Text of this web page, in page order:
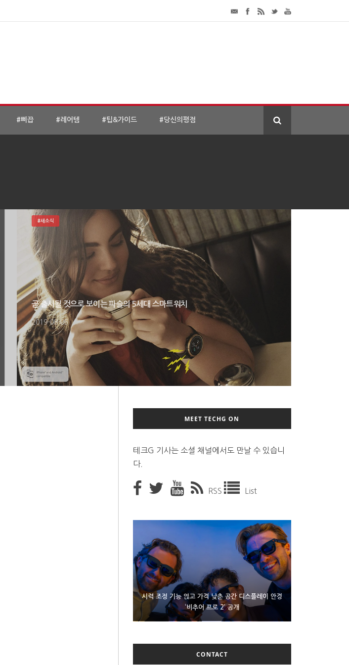
#삐끕 #레어템 #팁&가이드 #당신의평점
곧 출시될 것으로 보이는 파슬의 5세대 스마트워치
2019-08-05
#새소식
MEET TECHG ON
테크G 기사는 소셜 채널에서도 만날 수 있습니
다.
RSS List
시력 조정 기능 얹고 가격 낮춘 공간 디스플레이 안경
‘비추어 프로 2’ 공개
D램 부족에 10억달러어치 아이폰18 프로세서 패키징
대기 중
300~400달러 반지형 스피커 준비하는 오픈AI
CONTACT